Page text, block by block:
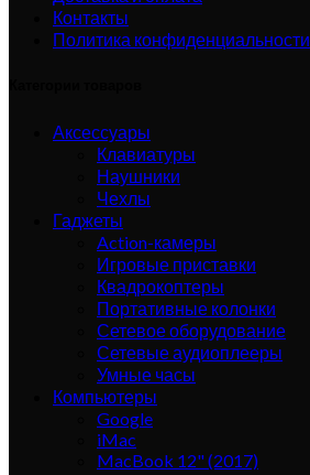
Контакты
Политика конфиденциальности
Аксессуары
Клавиатуры
Наушники
Чехлы
Гаджеты
Action-камеры
Игровые приставки
Квадрокоптеры
Портативные колонки
Сетевое оборудование
Сетевые аудиоплееры
Умные часы
Компьютеры
Google
iMac
MacBook 12" (2017)